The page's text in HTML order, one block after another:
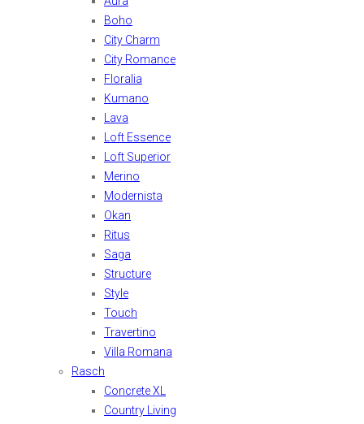
Boho
City Charm
City Romance
Floralia
Kumano
Lava
Loft Essence
Loft Superior
Merino
Modernista
Okan
Ritus
Saga
Structure
Style
Touch
Travertino
Villa Romana
Rasch
Concrete XL
Country Living